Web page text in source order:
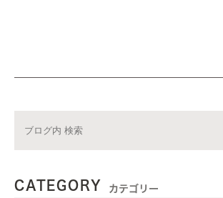
CATEGORY カテゴリー